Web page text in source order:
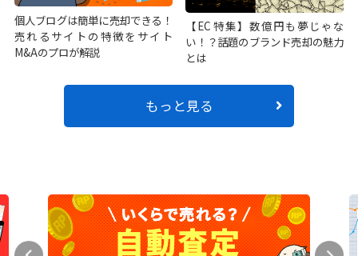
個人ブログは簡単に売却できる！
売れるサイトの特徴をサイト
M&Aのプロが解説
【EC特集】数億円も夢じゃな
い！？話題のブランド売却の魅力
とは
もっと見る